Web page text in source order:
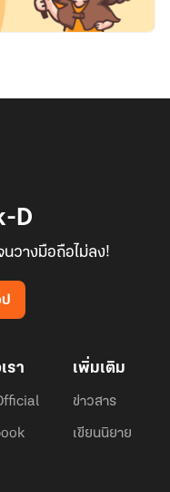
D
วางมือถือไม่ลง!
รา เพิ่มเติม
ข่าวสาร
เขียนนิยาย